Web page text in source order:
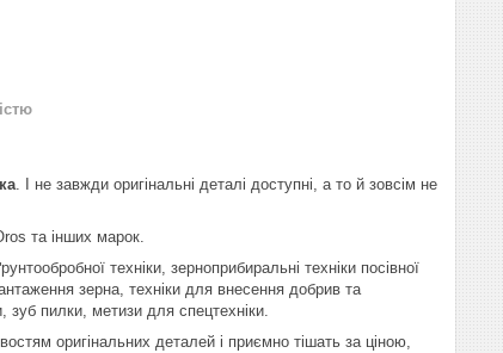
. І не завжди оригінальні деталі доступні, а то й зовсім не
та інших марок.
техніки, зерноприбиральні техніки посівної
зерна, техніки для внесення добрив та
зуб пилки, метизи для спецтехніки.
оригінальних деталей і приємно тішать за ціною,